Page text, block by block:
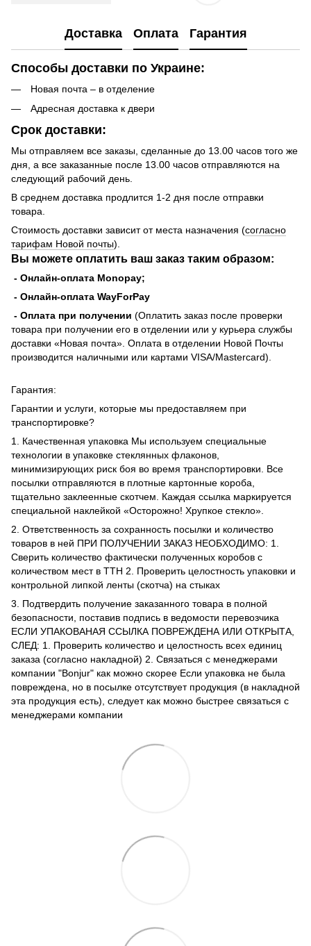
Доставка Оплата Гарантия
Способы доставки по Украине:
Новая почта – в отделение
Адресная доставка к двери
Срок доставки:
Мы отправляем все заказы, сделанные до 13.00 часов того же
дня, а все заказанные после 13.00 часов отправляются на
следующий рабочий день.
В среднем доставка продлится 1-2 дня после отправки
товара.
Стоимость доставки зависит от места назначения (согласно
тарифам Новой почты).
Вы можете оплатить ваш заказ таким образом:
- Онлайн-оплата Monopay;
- Онлайн-оплата WayForPay
- Оплата при получении (Оплатить заказ после проверки
товара при получении его в отделении или у курьера службы
доставки «Новая почта». Оплата в отделении Новой Почты
производится наличными или картами VISA/Mastercard).
Гарантия:
Гарантии и услуги, которые мы предоставляем при
транспортировке?
1. Качественная упаковка Мы используем специальные
технологии в упаковке стеклянных флаконов,
минимизирующих риск боя во время транспортировки. Все
посылки отправляются в плотные картонные короба,
тщательно заклеенные скотчем. Каждая ссылка маркируется
специальной наклейкой «Осторожно! Хрупкое стекло».
2. Ответственность за сохранность посылки и количество
товаров в ней ПРИ ПОЛУЧЕНИИ ЗАКАЗ НЕОБХОДИМО: 1.
Сверить количество фактически полученных коробов с
количеством мест в ТТН 2. Проверить целостность упаковки и
контрольной липкой ленты (скотча) на стыках
3. Подтвердить получение заказанного товара в полной
безопасности, поставив подпись в ведомости перевозчика
ЕСЛИ УПАКОВАНАЯ ССЫЛКА ПОВРЕЖДЕНА ИЛИ ОТКРЫТА,
СЛЕД: 1. Проверить количество и целостность всех единиц
заказа (согласно накладной) 2. Связаться с менеджерами
компании "Bonjur" как можно скорее Если упаковка не была
повреждена, но в посылке отсутствует продукция (в накладной
эта продукция есть), следует как можно быстрее связаться с
менеджерами компании